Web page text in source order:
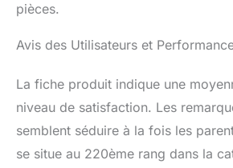
pièces.
Avis des Utilisateurs et
La fiche produit indique une
niveau de satisfaction. Les
semblent séduire à la fois les
se situe au 220ème rang dans la